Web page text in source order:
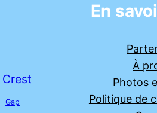
Crest
Gap
En
À
Photos
Politique de